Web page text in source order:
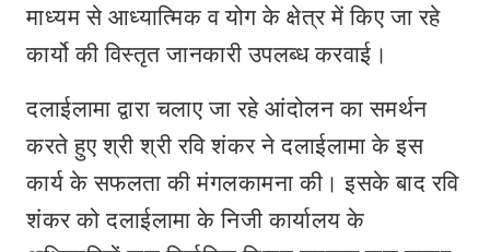
माध्यम से आध्यात्मिक व योग के क्षेत्र में किए जा रहे
कार्यो की विस्तृत जानकारी उपलब्ध करवाई।
दलाईलामा द्वारा चलाए जा रहे आंदोलन का समर्थन
करते हुए श्री श्री रवि शंकर ने दलाईलामा के इस
कार्य के सफलता की मंगलकामना की। इसके बाद रवि
शंकर को दलाईलामा के निजी कार्यालय के